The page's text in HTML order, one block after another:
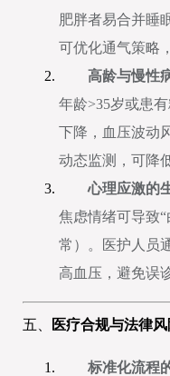
肥胖者易合并睡
可优化通气策略
高龄与慢性
年龄>35岁或患
下降，血压波动
动态监测，可降
心理应激的
焦虑情绪可导致
常）。医护人员
高血压，避免误
五、 医疗合规与法律
标准化流程